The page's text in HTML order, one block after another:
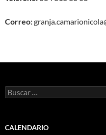
Correo:
Buscar:
CALENDARIO